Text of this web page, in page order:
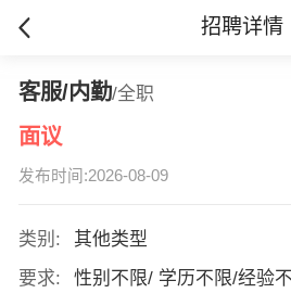
招聘详情
客服/内勤/全职
面议
发布时间:2026-08-09
类别:
其他类型
要求:
性别不限/ 学历不限/经验